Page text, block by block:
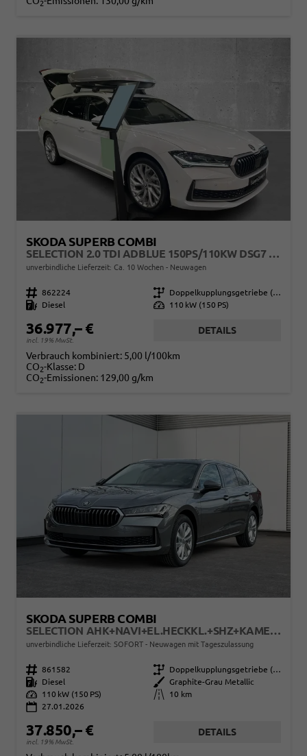
2
SKODA SUPERB COMBI
SELECTION 2.0 TDI ADBLUE 150PS/110KW DSG7 2026
unverbindliche Lieferzeit: Ca. 10 Wochen Neuwagen
Fahrzeugnr. 862224 Getriebe
Doppelkupplungsgetriebe (DSG)
Kraftstoff
Diesel Leistung 110 kW (150 PS)
36.977,– €
incl. 19% MwSt.
DETAILS
Verbrauch kombiniert: 5,00 l/100km
CO2-Klasse: D
CO2-Emissionen: 129,00 g/km
SKODA SUPERB COMBI
SELECTION AHK+NAVI+EL.HECKKL.+SHZ+KAMERA+LED
unverbindliche Lieferzeit: SOFORT Neuwagen mit Tageszulassung
Fahrzeugnr. 861582 Getriebe
Doppelkupplungsgetriebe (DSG)
Kraftstoff
Diesel Außenfarbe
Graphite-Grau Metallic
Leistung
110 kW (150 PS) Kilometerstand
10 km
27.01.2026
37.850,– €
incl. 19% MwSt.
DETAILS